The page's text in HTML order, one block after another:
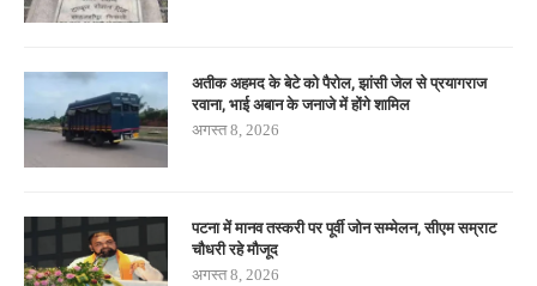
अतीक अहमद के बेटे को पैरोल, झांसी जेल से प्रयागराज
रवाना, भाई अबान के जनाजे में होंगे शामिल
अगस्त 8, 2026
पटना में मानव तस्करी पर पूर्वी जोन सम्मेलन, सीएम सम्राट
चौधरी रहे मौजूद
अगस्त 8, 2026